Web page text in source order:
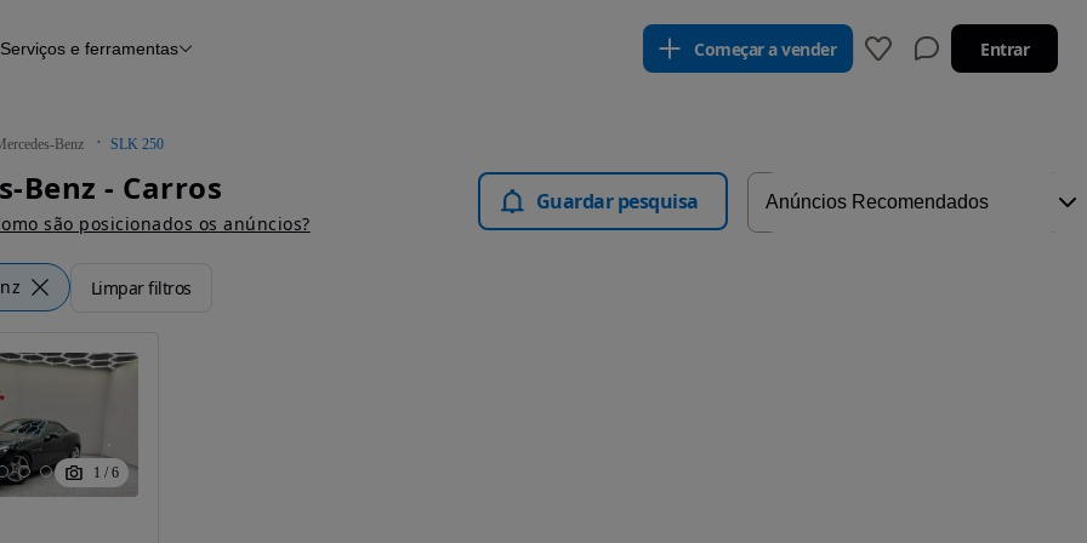
Histórico do veículo
Serviços e ferramentas Começar a vender Entrar
Benz SLK 250
Benz - Carros
são posicionados os anúncios?
Guardar pesquisa
Limpar filtros
1 / 6